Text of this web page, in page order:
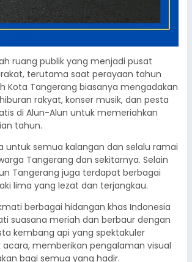
ruang publik yang menjadi pusat
terutama saat perayaan tahun
Kota Tangerang biasanya mengadakan
rakyat, konser musik, dan pesta
di Alun-Alun untuk memeriahkan
tahun.
untuk semua kalangan dan selalu ramai
Tangerang dan sekitarnya. Selain
Tangerang juga terdapat berbagai
lima yang lezat dan terjangkau.
berbagai hidangan khas Indonesia
suasana meriah dan berbaur dengan
kembang api yang spektakuler
memberikan pengalaman visual
bagi semua yang hadir.